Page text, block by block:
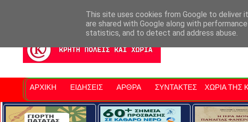
Νομός Λασιθίου Αγαπάμε Ρέθυμνο Επαρχία
ΑΡΧΙΚΗ ΕΙΔΗΣΕΙΣ ΑΡΘΡΑ ΣΥΝΤΑΚΤΕΣ ΧΩΡΙΑ ΤΗΣ
This site uses cookies from Google to deliver
are shared with Google along with
statistics, and to detect and address abuse.